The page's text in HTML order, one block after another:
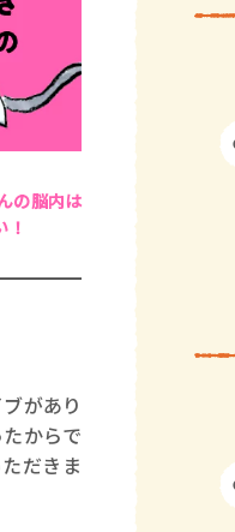
の脳内は
があり
からで
だきま
ーサム！ 二重拘束の…